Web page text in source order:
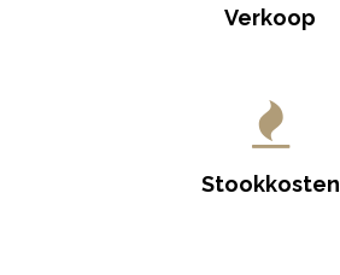
Verkoop
Stookkosten